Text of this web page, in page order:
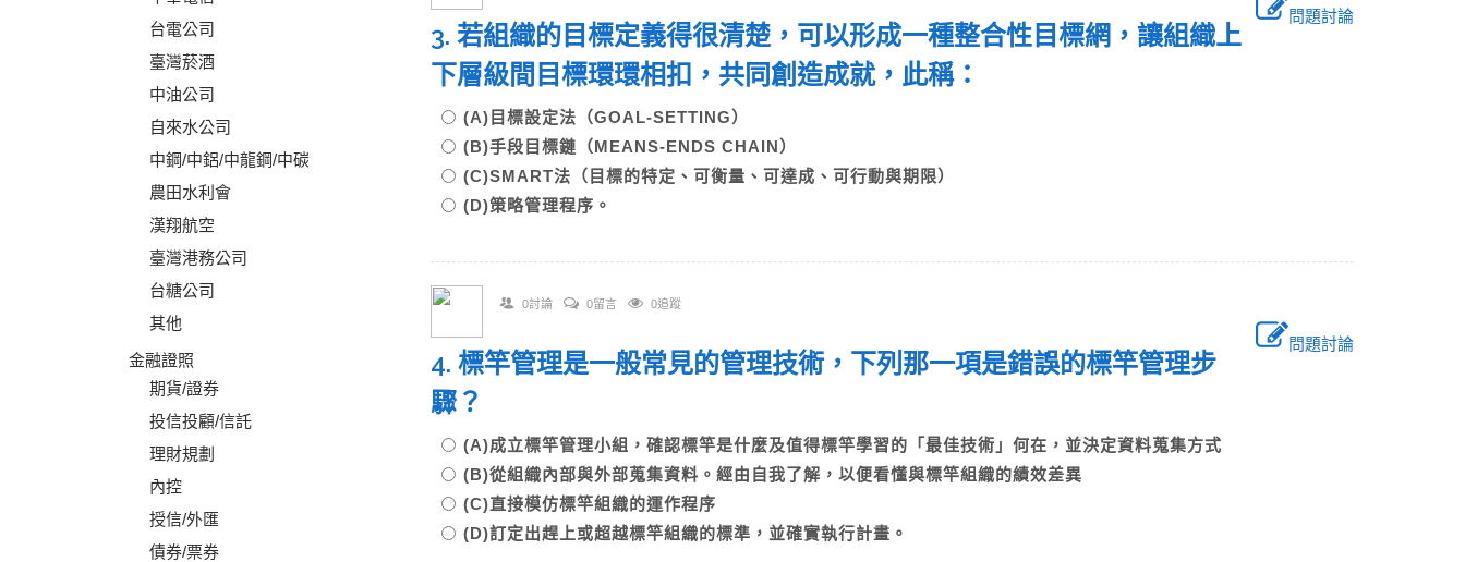
台電公司
臺灣菸酒
中油公司
自來水公司
中鋼/中鋁/中龍鋼/中碳
農田水利會
漢翔航空
臺灣港務公司
台糖公司
其他
金融證照
期貨/證券
投信投顧/信託
理財規劃
內控
授信/外匯
債券/票券
問題討論
3. 若組織的目標定義得很清楚，可以形成一種整合性目標網，讓組織上
下層級間目標環環相扣，共同創造成就，此稱：
(A)目標設定法（GOAL-SETTING）
(B)手段目標鏈（MEANS-ENDS CHAIN）
(C)SMART法（目標的特定、可衡量、可達成、可行動與期限）
(D)策略管理程序。
0討論 0留言 0追蹤
問題討論
4. 標竿管理是一般常見的管理技術，下列那一項是錯誤的標竿管理步
驟？
(A)成立標竿管理小組，確認標竿是什麼及值得標竿學習的「最佳技術」何在，並決定資料蒐集方式
(B)從組織內部與外部蒐集資料。經由自我了解，以便看懂與標竿組織的績效差異
(C)直接模仿標竿組織的運作程序
(D)訂定出趕上或超越標竿組織的標準，並確實執行計畫。